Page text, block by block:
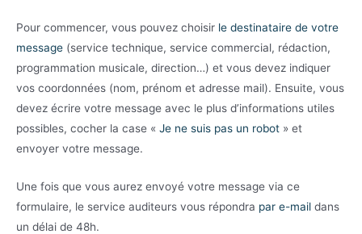
Pour commencer, vous pouvez choisir le destinataire de votre
message (service technique, service commercial, rédaction,
programmation musicale, direction…) et vous devez indiquer
vos coordonnées (nom, prénom et adresse mail). Ensuite, vous
devez écrire votre message avec le plus d’informations utiles
possibles, cocher la case « Je ne suis pas un robot » et
envoyer votre message.
Une fois que vous aurez envoyé votre message via ce
formulaire, le service auditeurs vous répondra par e-mail dans
un délai de 48h.